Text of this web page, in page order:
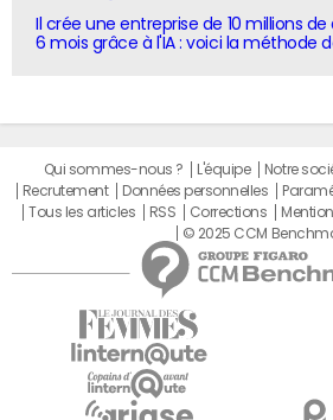
Il crée une entreprise de 10 millions
6 mois grâce à l'IA : voici la méthode
Qui sommes-nous ? L'équipe Notre
Recrutement
Données personnelles
Tous les articles
RSS Corrections
© 2025 CCM